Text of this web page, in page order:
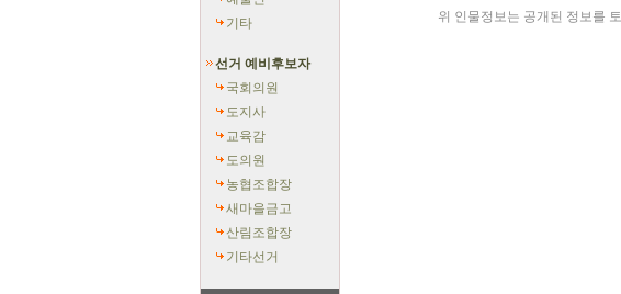
기타
선거 예비후보자
국회의원
도지사
교육감
도의원
농협조합장
새마을금고
산림조합장
기타선거
위 인물정보는 공개된 정보를